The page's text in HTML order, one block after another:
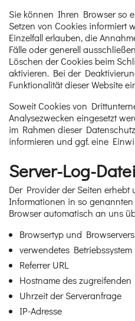
Sie können Ihren Browser so
Setzen von Cookies informiert
Einzelfall erlauben, die
Fälle oder generell
Löschen der Cookies beim
aktivieren. Bei der
Funktionalität dieser Website
Soweit Cookies von
Analysezwecken eingesetzt
im Rahmen dieser
informieren und ggf. eine
Server-Log-
Der Provider der Seiten
Informationen in so
Browser automatisch an uns
Browsertyp und
verwendetes Betriebssystem
Referrer URL
Hostname des zugreifenden
Uhrzeit der Serveranfrage
IP-Adresse